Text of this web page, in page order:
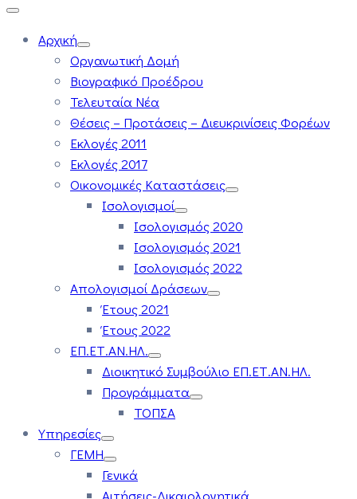
Αρχική
Οργανωτική Δομή
Βιογραφικό Προέδρου
Τελευταία Νέα
Θέσεις – Προτάσεις – Διευκρινίσεις Φορέων
Εκλογές 2011
Εκλογές 2017
Οικονομικές Καταστάσεις
Ισολογισμοί
Ισολογισμός 2020
Ισολογισμός 2021
Ισολογισμός 2022
Απολογισμοί Δράσεων
Έτους 2021
Έτους 2022
ΕΠ.ΕΤ.ΑΝ.ΗΛ.
Διοικητικό Συμβούλιο ΕΠ.ΕΤ.ΑΝ.ΗΛ.
Προγράμματα
ΤΟΠΣΑ
Υπηρεσίες
ΓΕΜΗ
Γενικά
Αιτήσεις-Δικαιολογητικά